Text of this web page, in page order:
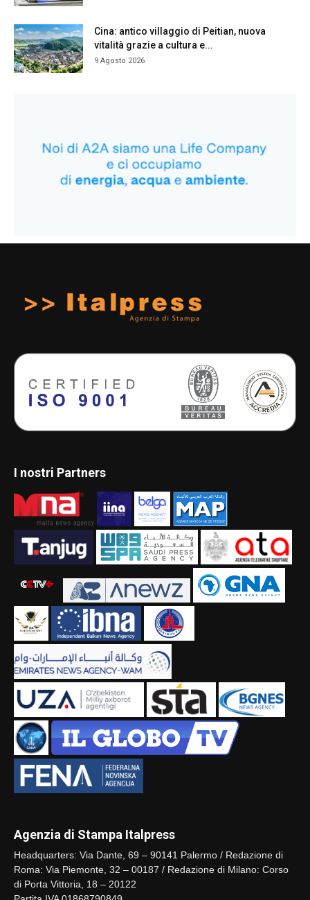
Cina: antico villaggio di Peitian, nuova
vitalità grazie a cultura e...
9 Agosto 2026
I nostri Partners
Agenzia di Stampa Italpress
Headquarters: Via Dante, 69 – 90141 Palermo / Redazione di
Roma: Via Piemonte, 32 – 00187 / Redazione di Milano: Corso
di Porta Vittoria, 18 – 20122